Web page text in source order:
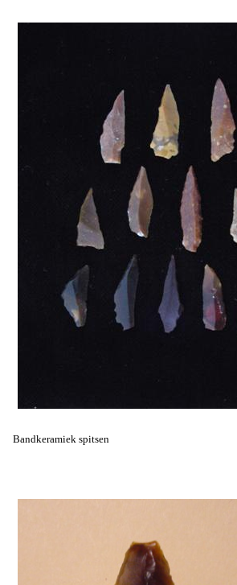
Bandkeramiek spitsen